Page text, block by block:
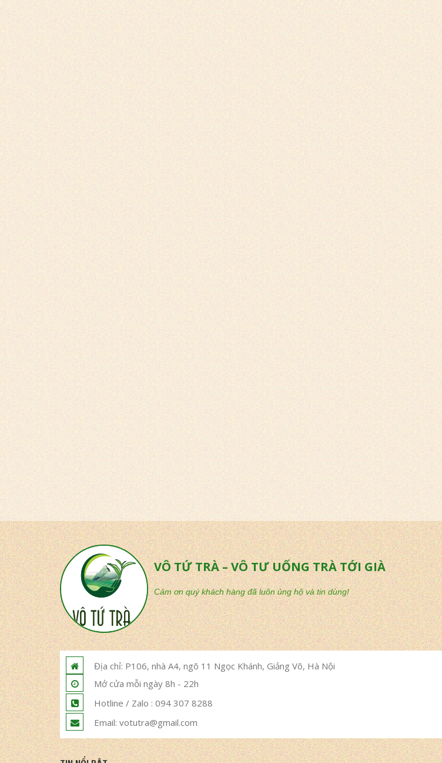
VÔ TỨ TRÀ – VÔ TƯ UỐNG TRÀ TỚI GIÀ
Cảm ơn quý khách hàng đã luôn ủng hộ và tin dùng!
Địa chỉ: P106, nhà A4, ngõ 11 Ngọc Khánh, Giảng Võ, Hà Nội
Mở cửa mỗi ngày 8h - 22h
Hotline / Zalo : 094 307 8288
Email: votutra@gmail.com